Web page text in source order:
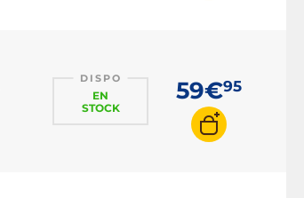
DISPO
EN
STOCK
59€95